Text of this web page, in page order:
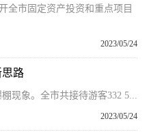
全市固定资产投资和重点项目
2023/05/24
思路
现象。全市共接待游客332 5...
2023/05/24